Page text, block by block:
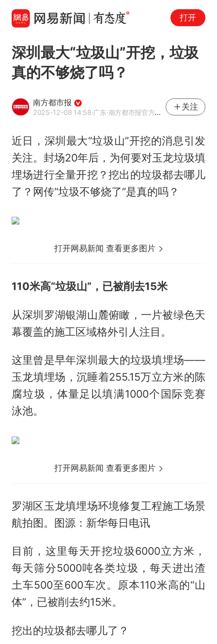
打开
深圳最大“垃圾山”开挖，垃圾
真的不够烧了吗？
南方都市报
2025-12-08 14:58·广东·南方都市报官方网易号
关注
近日，深圳最大“垃圾山”开挖的消息引发
关注。封场20年后，为何要对玉龙垃圾填
埋场进行全量开挖？挖出的垃圾都去哪儿
了？网传“垃圾不够烧了”是真的吗？
打开网易新闻 查看更多图片
110米高“垃圾山”，已被削去15米
从深圳罗湖银湖山麓俯瞰，一片被绿色天
幕覆盖的施工区域格外引人注目。
这里曾是早年深圳最大的垃圾填埋场——
玉龙填埋场，沉睡着255.15万立方米的陈
腐垃圾，体量足以填满1000个国际竞赛
泳池。
打开网易新闻 查看更多图片
罗湖区玉龙填埋场环境修复工程施工场景
航拍图。图源：新华每日电讯
目前，这里每天开挖垃圾6000立方米，
每天筛分5000吨各类垃圾，每天进出渣
土车500至600车次。原本110米高的“山
体”，已被削去约15米。
挖出的垃圾都去哪儿了？